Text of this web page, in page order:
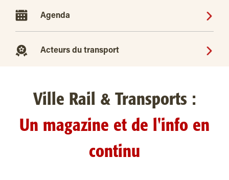
Agenda
Acteurs du transport
Ville Rail & Transports :
Un magazine et de l'info en
continu